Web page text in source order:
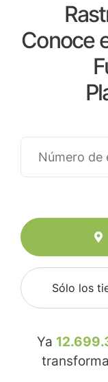
Conoce
Sólo los
Ya